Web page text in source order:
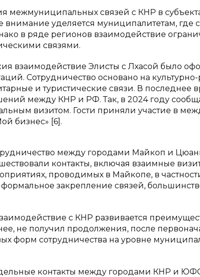
межмуниципальных связей с КНР в
внимание уделяется муниципалитетам, где
в ряде регионов взаимодействие
связями.
взаимодействие Элисты с Лхасой было
Сотрудничество основано на
и туристические связи. В последнее
между КНР и РФ. Так, в 2024 году
визитом. Гости приняли участие в
бизнес» [6].
между городами Майкоп и
контакты, включая взаимные
проводимых в Майкопе, в
формальное закрепление связей,
с КНР развивается
не получил продолжения, после
форм сотрудничества на уровне
контакты между городами КНР и